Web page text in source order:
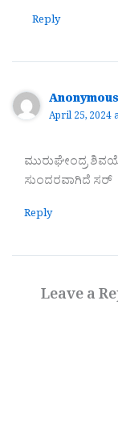
Reply
Anonymous
April 25, 2024
ಮುರುಘೇಂದ್ರ
ಸುಂದರವಾಗಿದೆ ಸರ್
Reply
Leave a